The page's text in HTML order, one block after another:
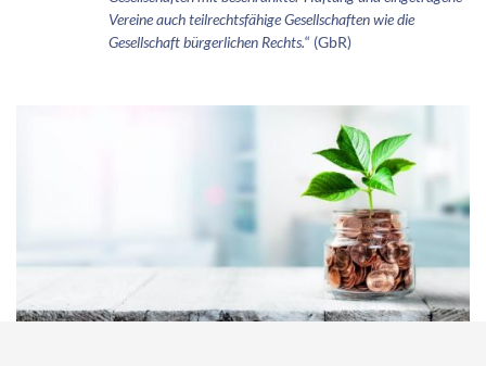
Vereine auch teilrechtsfähige Gesellschaften wie die
Gesellschaft bürgerlichen Rechts.“ (GbR)